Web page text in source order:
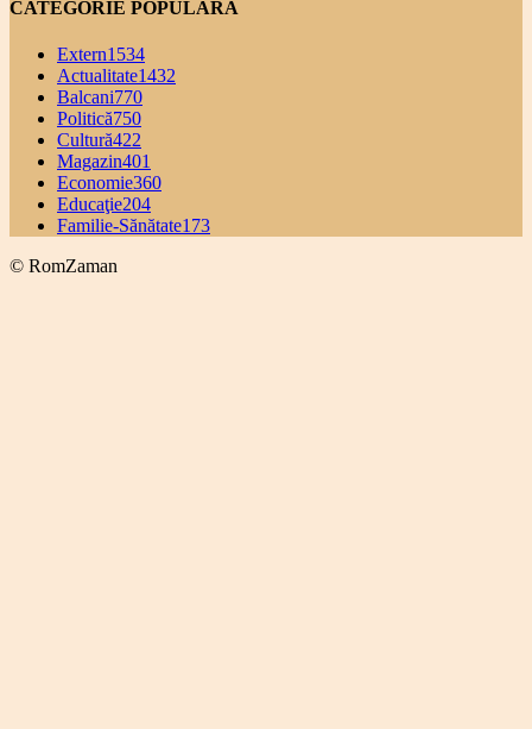
CATEGORIE POPULARĂ
Extern1534
Actualitate1432
Balcani770
Politică750
Cultură422
Magazin401
Economie360
Educaţie204
Familie-Sănătate173
© RomZaman